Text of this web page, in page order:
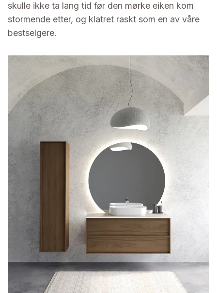
skulle ikke ta lang tid før den mørke eiken kom
stormende etter, og klatret raskt som en av våre
bestselgere.